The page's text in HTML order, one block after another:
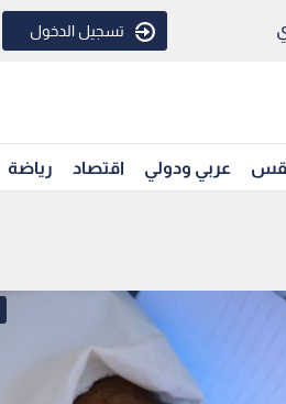
تسجيل الدخول
عربي ودولي اقتصاد رياضة